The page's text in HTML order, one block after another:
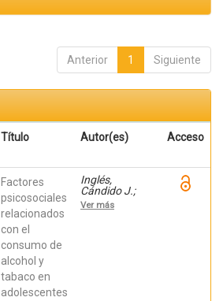
Anterior 1 Siguiente
Título Autor(es) Acceso
Factores
psicosociales
relacionados
con el
consumo de
alcohol y
tabaco en
adolescentes
Inglés,
Cándido J.;
Delgado,
Beatriz;
Ver más